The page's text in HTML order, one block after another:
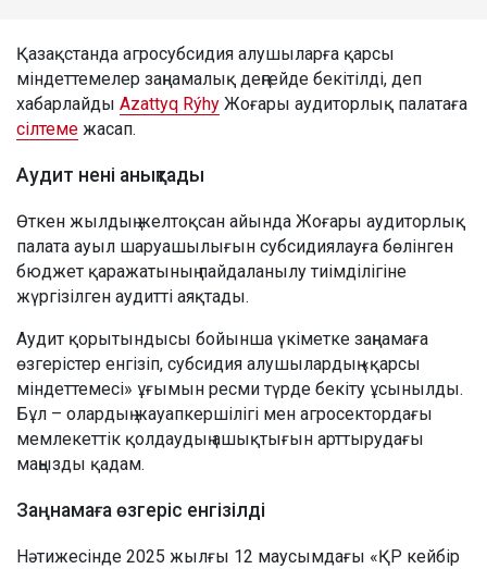
Қазақстанда агросубсидия алушыларға қарсы
міндеттемелер заңнамалық деңгейде бекітілді, деп
хабарлайды Azattyq Rýhy Жоғары аудиторлық палатаға
сілтеме жасап.
Аудит нені анықтады
Өткен жылдың желтоқсан айында Жоғары аудиторлық
палата ауыл шаруашылығын субсидиялауға бөлінген
бюджет қаражатының пайдаланылу тиімділігіне
жүргізілген аудитті аяқтады.
Аудит қорытындысы бойынша үкіметке заңнамаға
өзгерістер енгізіп, субсидия алушылардың «қарсы
міндеттемесі» ұғымын ресми түрде бекіту ұсынылды.
Бұл – олардың жауапкершілігі мен агросектордағы
мемлекеттік қолдаудың ашықтығын арттырудағы
маңызды қадам.
Заңнамаға өзгеріс енгізілді
Нәтижесінде 2025 жылғы 12 маусымдағы «ҚР кейбір